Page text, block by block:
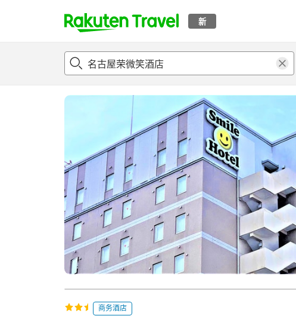
新
t
p
a
e
a
c
概况 客房及住宿套餐评论亮点
商务酒店